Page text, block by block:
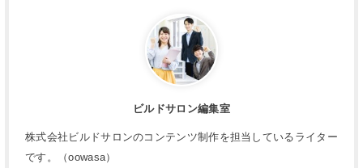
ビルドサロン編集室
株式会社ビルドサロンのコンテンツ制作を担当しているライター
です。（oowasa）